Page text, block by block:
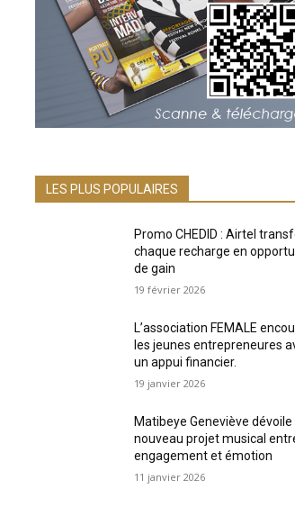
LES PLUS POPULAIRES
Promo CHEDID : Airtel
chaque recharge en
de gain
19 février 2026
L’association FEMALE
les jeunes entrepreneures
un appui financier.
19 janvier 2026
Matibeye Geneviève dévoile
nouveau projet musical
engagement et émotion
11 janvier 2026